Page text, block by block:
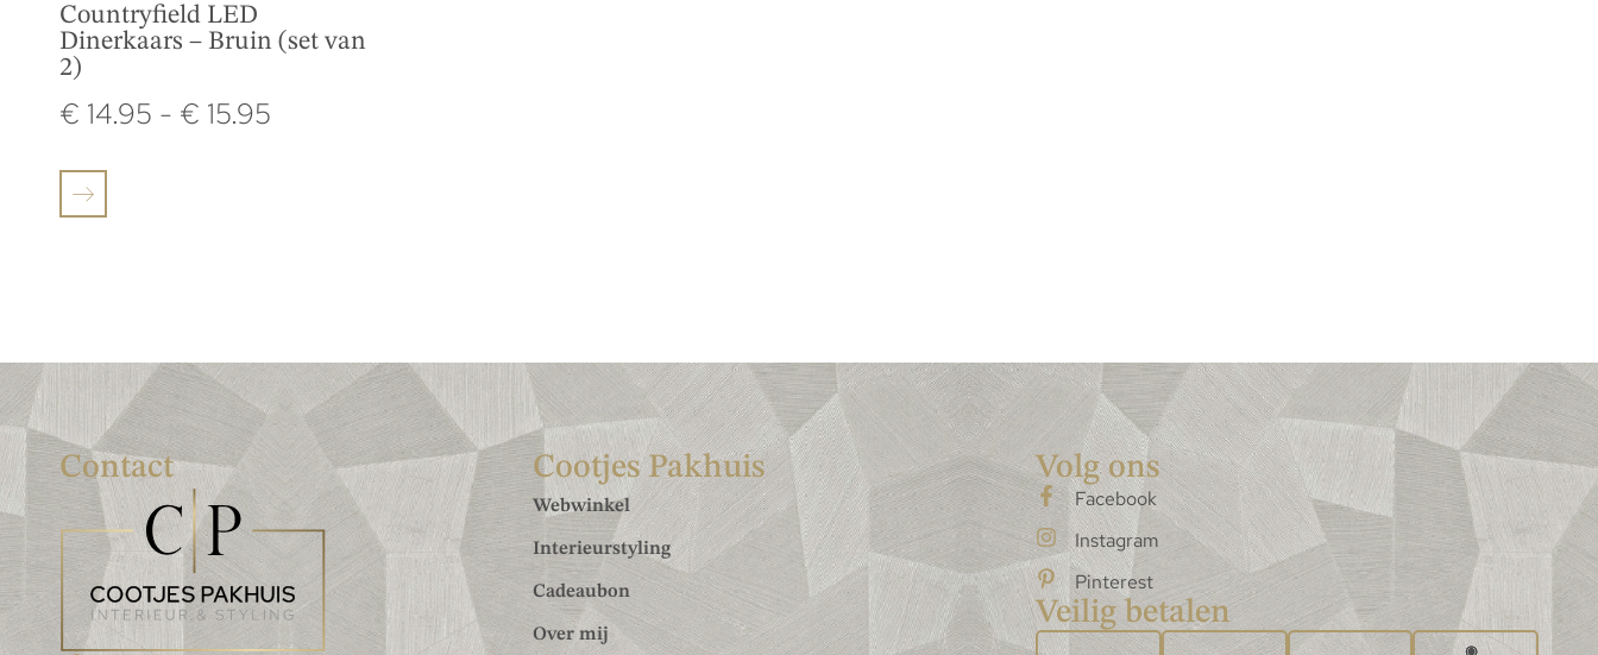
Countryfield LED
Dinerkaars – Bruin (set van
2)
€ 14.95 - € 15.95
Contact Cootjes Pakhuis
Webwinkel
Interieurstyling
Cadeaubon
Over mij
Volg ons
Facebook
Instagram
Pinterest
Veilig betalen